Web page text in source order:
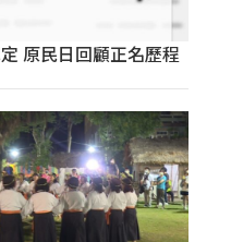
原民日回顧正名歷程